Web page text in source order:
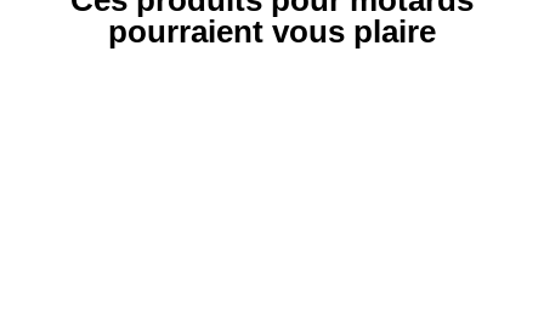
pourraient vous plaire